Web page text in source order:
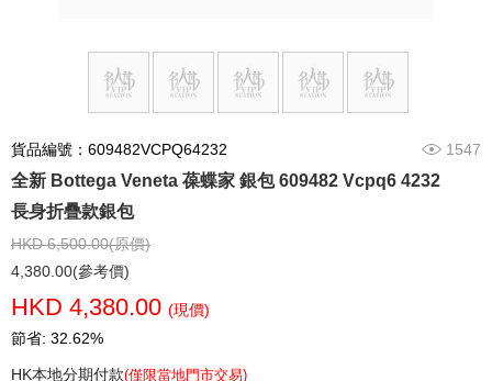
貨品編號：609482VCPQ64232 1547
全新 Bottega Veneta 葆蝶家 銀包 609482 Vcpq6 4232
長身折疊款銀包
HKD 6,500.00(原價)
4,380.00(參考價)
HKD 4,380.00 (現價)
節省: 32.62%
HK本地分期付款(僅限當地門市交易)